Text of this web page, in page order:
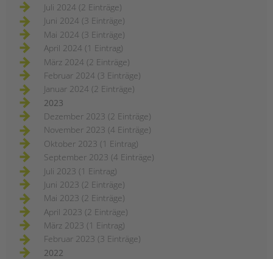
Juli 2024 (2 Einträge)
Juni 2024 (3 Einträge)
Mai 2024 (3 Einträge)
April 2024 (1 Eintrag)
März 2024 (2 Einträge)
Februar 2024 (3 Einträge)
Januar 2024 (2 Einträge)
2023
Dezember 2023 (2 Einträge)
November 2023 (4 Einträge)
Oktober 2023 (1 Eintrag)
September 2023 (4 Einträge)
Juli 2023 (1 Eintrag)
Juni 2023 (2 Einträge)
Mai 2023 (2 Einträge)
April 2023 (2 Einträge)
März 2023 (1 Eintrag)
Februar 2023 (3 Einträge)
2022